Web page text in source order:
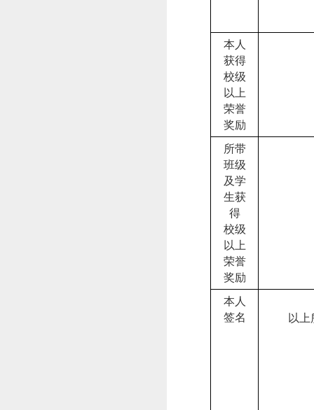
本人
获得
校级
以上
荣誉
奖励
所带
班级
及学
生获
得
校级
以上
荣誉
奖励
本人
签名
以上